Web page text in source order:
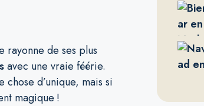
rayonne de ses plus
avec une vraie féérie.
d’unique, mais si
magique !